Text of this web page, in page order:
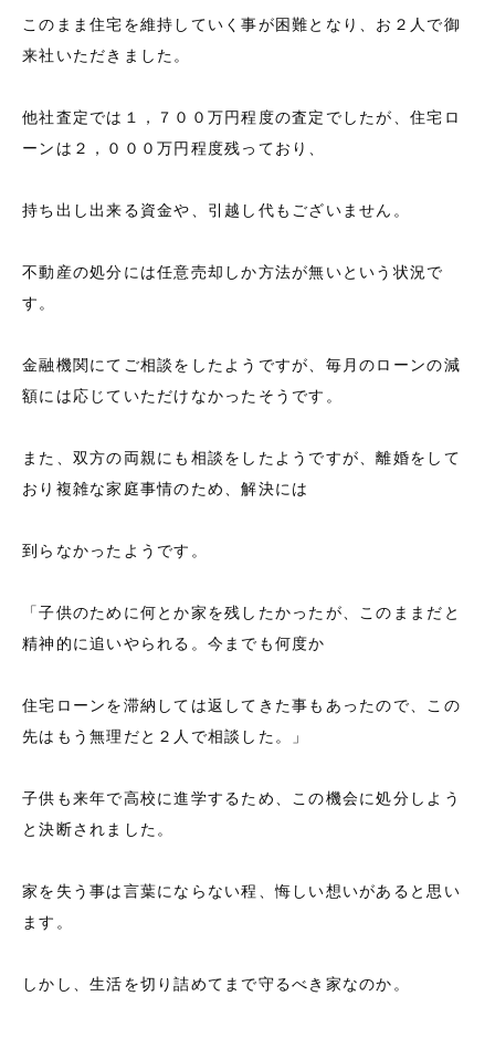
このまま住宅を維持していく事が困難となり、お２人で御
来社いただきました。
他社査定では１，７００万円程度の査定でしたが、住宅ロ
ーンは２，０００万円程度残っており、
持ち出し出来る資金や、引越し代もございません。
不動産の処分には任意売却しか方法が無いという状況で
す。
金融機関にてご相談をしたようですが、毎月のローンの減
額には応じていただけなかったそうです。
また、双方の両親にも相談をしたようですが、離婚をして
おり複雑な家庭事情のため、解決には
到らなかったようです。
「子供のために何とか家を残したかったが、このままだと
精神的に追いやられる。今までも何度か
住宅ローンを滞納しては返してきた事もあったので、この
先はもう無理だと２人で相談した。」
子供も来年で高校に進学するため、この機会に処分しよう
と決断されました。
家を失う事は言葉にならない程、悔しい想いがあると思い
ます。
しかし、生活を切り詰めてまで守るべき家なのか。